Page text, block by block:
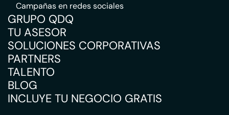
Campañas en redes sociales
GRUPO QDQ
TU ASESOR
SOLUCIONES CORPORATIVAS
PARTNERS
TALENTO
BLOG
INCLUYE TU NEGOCIO GRATIS